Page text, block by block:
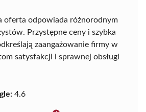
oferta odpowiada różnorodnym
Przystępne ceny i szybka
zaangażowanie firmy w
satysfakcji i sprawnej obsługi
4.6